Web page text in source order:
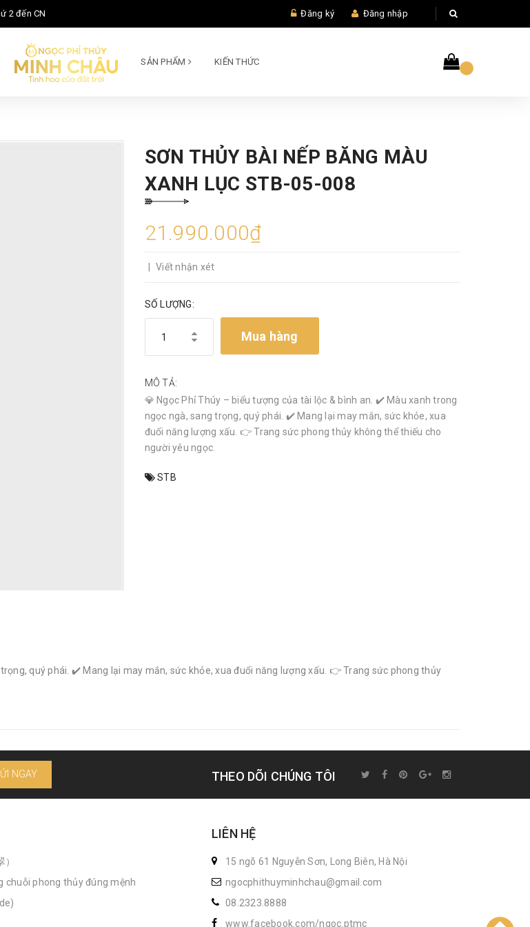
2 đến CN Đăng ký Đăng nhập
SẢN PHẨM KIẾN THỨC
SƠN THỦY BÀI NẾP BĂNG MÀU
XANH LỤC STB-05-008
21.990.000₫
Viết nhận xét
SỐ LƯỢNG:
Mua hàng
MÔ TẢ:
💎 Ngọc Phỉ Thúy – biểu tượng của tài lộc & bình an. ✔️ Màu xanh trong
ngọc ngà, sang trọng, quý phái. ✔️ Mang lại may mắn, sức khỏe, xua
đuổi năng lượng xấu. 👉 Trang sức phong thủy không thể thiếu cho
người yêu ngọc.
STB
quý phái. ✔️ Mang lại may mắn, sức khỏe, xua đuổi năng lượng xấu. 👉 Trang sức phong thủy
NGAY THEO DÕI CHÚNG TÔI
chuỗi phong thủy đúng mệnh
LIÊN HỆ
15 ngõ 61 Nguyễn Sơn, Long Biên, Hà Nội
ngocphithuyminhchau@gmail.com
08.2323.8888
www.facebook.com/ngoc.ptmc